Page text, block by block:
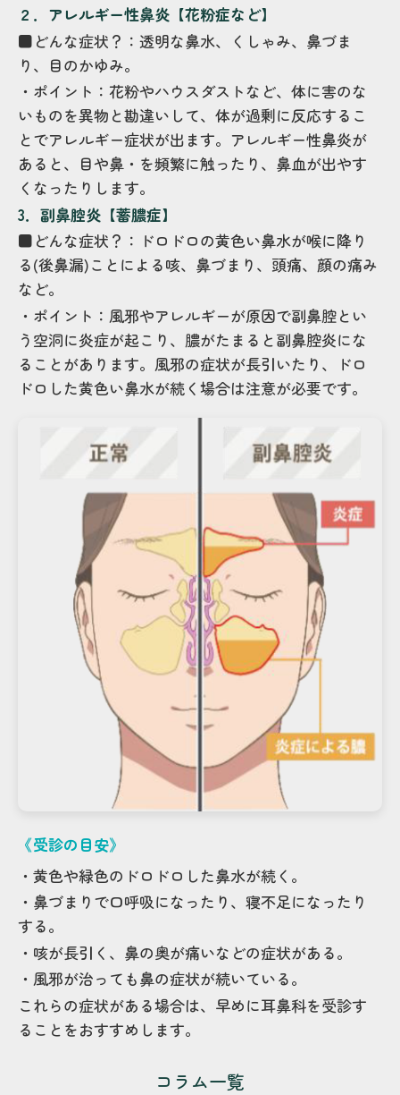
２．アレルギー性鼻炎【花粉症など】
■どんな症状？：透明な鼻水、くしゃみ、鼻づま
り、目のかゆみ。
・ポイント：花粉やハウスダストなど、体に害のな
いものを異物と勘違いして、体が過剰に反応するこ
とでアレルギー症状が出ます。アレルギー性鼻炎が
あると、目や鼻・を頻繁に触ったり、鼻血が出やす
くなったりします。
3．副鼻腔炎【蓄膿症】
■どんな症状？：ドロドロの黄色い鼻水が喉に降り
る(後鼻漏)ことによる咳、鼻づまり、頭痛、顔の痛み
など。
・ポイント：風邪やアレルギーが原因で副鼻腔とい
う空洞に炎症が起こり、膿がたまると副鼻腔炎にな
ることがあります。風邪の症状が長引いたり、ドロ
ドロした黄色い鼻水が続く場合は注意が必要です。
《受診の目安》
・黄色や緑色のドロドロした鼻水が続く。
・鼻づまりで口呼吸になったり、寝不足になったり
する。
・咳が長引く、鼻の奥が痛いなどの症状がある。
・風邪が治っても鼻の症状が続いている。
これらの症状がある場合は、早めに耳鼻科を受診す
ることをおすすめします。
コラム一覧